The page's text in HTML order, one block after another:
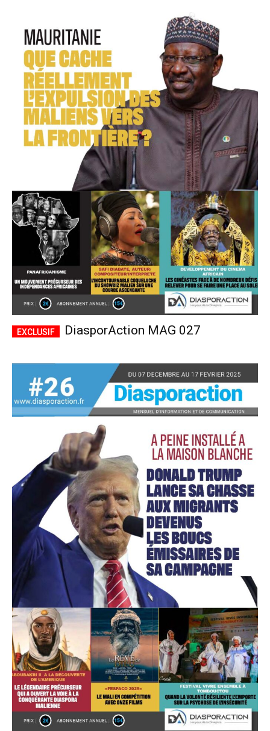
Plans d'abonnement
Accès gratuit
Gratuit /accès limité
Quelques articles
Annonces
Tous les articles
Le magazine
CHOISIR LE FORFAIT
DiasporAction MAG 027